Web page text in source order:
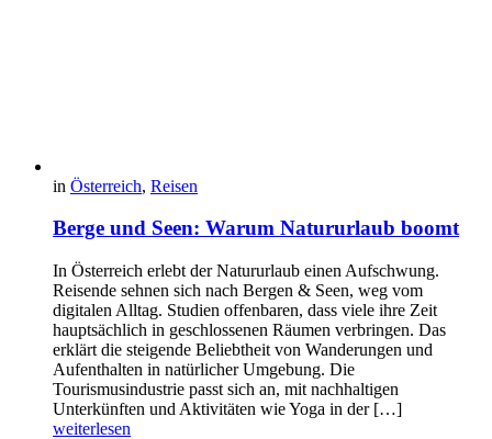
in Österreich, Reisen
Berge und Seen: Warum Natururlaub boomt
In Österreich erlebt der Natururlaub einen Aufschwung.
Reisende sehnen sich nach Bergen & Seen, weg vom
digitalen Alltag. Studien offenbaren, dass viele ihre Zeit
hauptsächlich in geschlossenen Räumen verbringen. Das
erklärt die steigende Beliebtheit von Wanderungen und
Aufenthalten in natürlicher Umgebung. Die
Tourismusindustrie passt sich an, mit nachhaltigen
Unterkünften und Aktivitäten wie Yoga in der […]
weiterlesen